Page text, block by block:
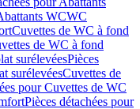
WCWC
Cuvettes de WC à fond
de WC à fond
surélevéesPièces
surélevéesCuvettes de
pour Cuvettes de WC
Pièces détachées pour